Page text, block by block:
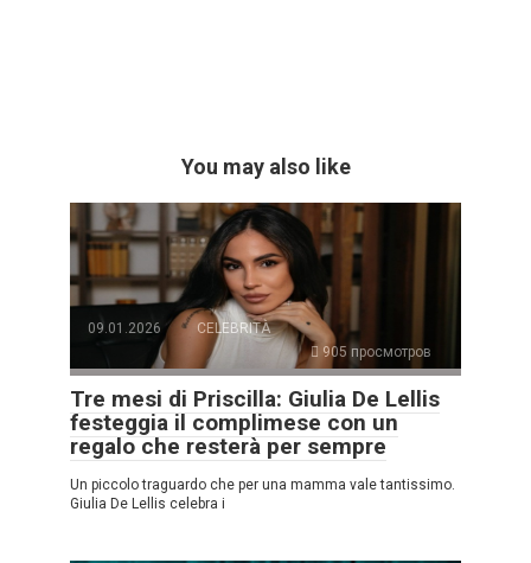
You may also like
09.01.2026
CELEBRITÀ
905 просмотров
Tre mesi di Priscilla: Giulia De Lellis
festeggia il complimese con un
regalo che resterà per sempre
Un piccolo traguardo che per una mamma vale tantissimo.
Giulia De Lellis celebra i